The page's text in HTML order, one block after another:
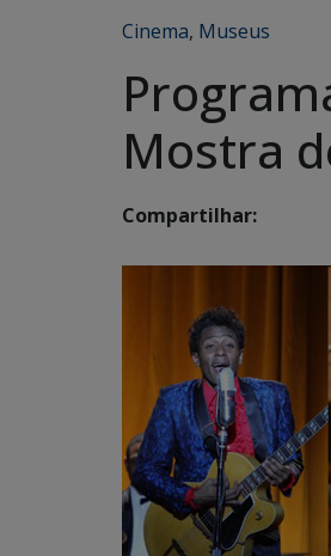
Cinema, Museus
Mostra
Compartilhar: